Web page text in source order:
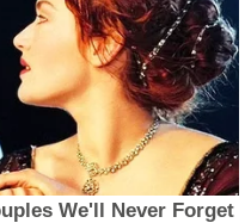
We'll Never Forget